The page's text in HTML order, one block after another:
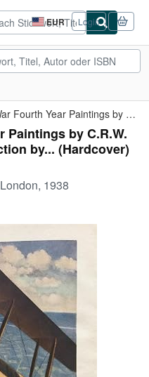
EUR
Seite
der
Einkaufseinstellungen.
Login
The Great War Fourth Year Paintings by C.R.W. Nevinson with an ...
Paintings by C.R.W.
by... (Hardcover)
1938